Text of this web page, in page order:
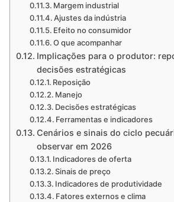
Margem industrial
Ajustes da indústria
Efeito no consumidor
O que acompanhar
Implicações para o produtor:
decisões estratégicas
Reposição
Manejo
Decisões estratégicas
Ferramentas e indicadores
Cenários e sinais do ciclo
observar em 2026
Indicadores de oferta
Sinais de preço
Indicadores de produtividade
Fatores externos e clima